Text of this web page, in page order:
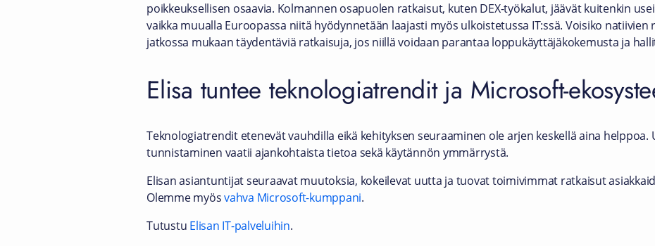
poikkeuksellisen osaavia. Kolmannen osapuolen ratkaisut, kuten DEX-työkalut, jäävät kuitenkin
vaikka muualla Euroopassa niitä hyödynnetään laajasti myös ulkoistetussa IT:ssä. Voisiko
jatkossa mukaan täydentäviä ratkaisuja, jos niillä voidaan parantaa loppukäyttäjäkokemusta ja
Elisa tuntee teknologiatrendit ja Microsoft-
Teknologiatrendit etenevät vauhdilla eikä kehityksen seuraaminen ole arjen keskellä aina helppoa.
tunnistaminen vaatii ajankohtaista tietoa sekä käytännön ymmärrystä.
Elisan asiantuntijat seuraavat muutoksia, kokeilevat uutta ja tuovat toimivimmat ratkaisut
Olemme myösvahva Microsoft-kumppani.
Tutustu Elisan IT-palveluihin.